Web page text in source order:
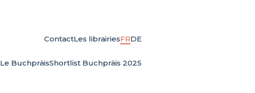
ContactLes librairiesFRDE
Le BuchpräisShortlist Buchpräis 2025